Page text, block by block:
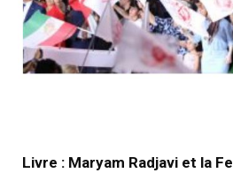
Livre : Maryam Radjavi et la